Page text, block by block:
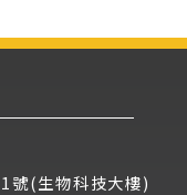
號(生物科技大樓)